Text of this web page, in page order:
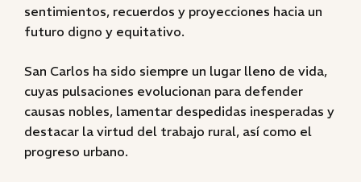
sentimientos, recuerdos y proyecciones hacia un
futuro digno y equitativo.
San Carlos ha sido siempre un lugar lleno de vida,
cuyas pulsaciones evolucionan para defender
causas nobles, lamentar despedidas inesperadas y
destacar la virtud del trabajo rural, así como el
progreso urbano.